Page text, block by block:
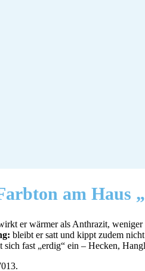
am Haus
er wärmer als Anthrazit, weniger
bleibt er satt und kippt zudem
sich fast „erdig“ ein – Hecken,